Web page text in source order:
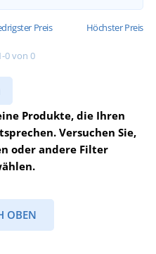
Preis Höchster Preis
0 von 0
Produkte, die Ihren
Versuchen Sie,
oder andere Filter
OBEN